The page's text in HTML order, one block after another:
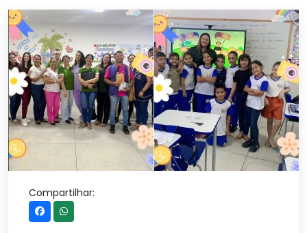
Compartilhar: